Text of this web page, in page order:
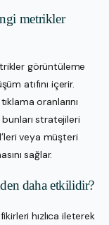
metrikler
görüntüleme
atıfını içerir.
oranlarını
stratejileri
veya müşteri
sağlar.
daha etkilidir?
hızlıca ileterek